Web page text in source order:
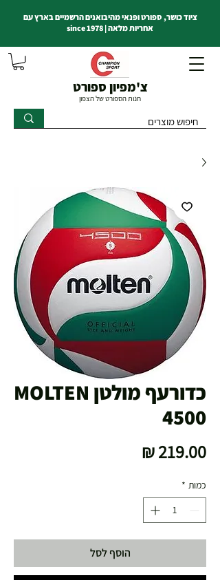
צ'מפיון ספורט
חנות הספורט של הצפון
ציוד כושר, ספורט ופנאי מהיבואנים הרשמיים בארץ עם
אחריות מלאה | since 1978
כדורעף מולטן MOLTEN
4500
כמות *
הוסף לסל